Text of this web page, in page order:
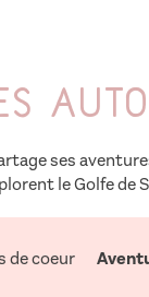
ses
le Golfe de
de coeur